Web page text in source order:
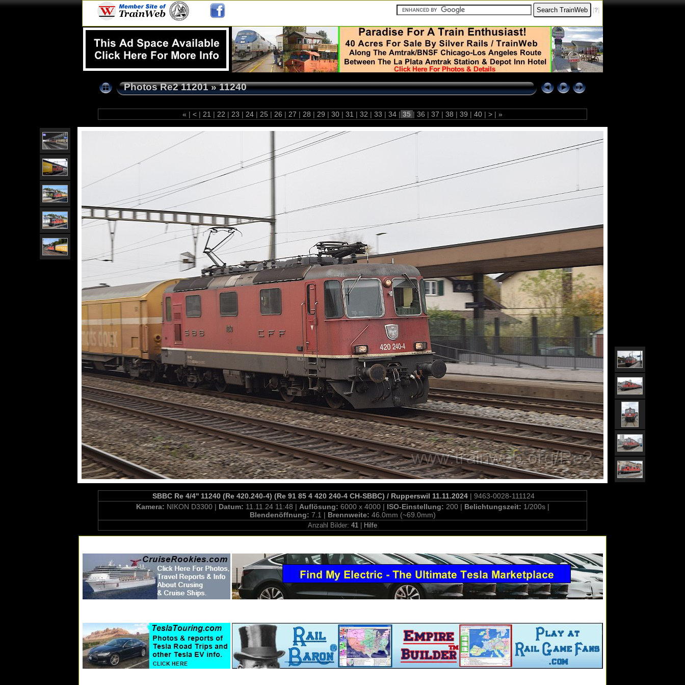
[?]
Photos Re2 11201»11240
« | < | 21 | 22 | 23 | 24 | 25 | 26 | 27 | 28 | 29 | 30 | 31 | 32 | 33 | 34 | 35 | 36 | 37 | 38 | 39 | 40 | > | »
SBBC Re 4/4'' 11240 (Re 420.240-4) (Re 91 85 4 420 240-4 CH-SBBC) / Rupperswil 11.11.2024 | 9463-0028-111124
Kamera: NIKON D3300 | Datum: 11.11.24 11:48 | Auflösung: 6000 x 4000 | ISO-Einstellung: 200 | Belichtungszeit: 1/200s |
Blendenöffnung: 7.1 | Brennweite: 46.0mm (~69.0mm)
Anzahl Bilder: 41 Hilfe